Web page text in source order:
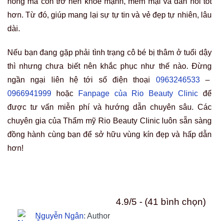
hơn. Từ đó, giúp mang lại sự tự tin và vẻ đẹp tự nhiên, lâu
dài.
Nếu bạn đang gặp phải tình trạng cô bé bị thâm ở tuổi dậy
thì nhưng chưa biết nên khắc phục như thế nào. Đừng
ngần ngại liên hệ tới số điện thoại 0963246533–
0966941999 hoặc Fanpage của Rio Beauty Clinic để
được tư vấn miễn phí và hướng dẫn chuyên sâu. Các
chuyên gia của Thẩm mỹ Rio Beauty Clinic luôn sẵn sàng
đồng hành cùng bạn để sở hữu vùng kín đẹp và hấp dẫn
hơn!
4.9/5 - (41 bình chọn)
Nguyễn Ngân: Author